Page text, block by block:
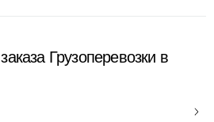
Грузоперевозки в